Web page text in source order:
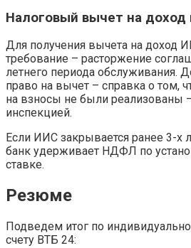
Налоговый вычет на
Для получения вычета на доход
требование – расторжение
летнего периода обслуживания.
право на вычет – справка о том,
на взносы не были реализованы
инспекцией.
Если ИИС закрывается ранее 3-х
банк удерживает НДФЛ по
ставке.
Резюме
Подведем итог по
счету ВТБ 24: